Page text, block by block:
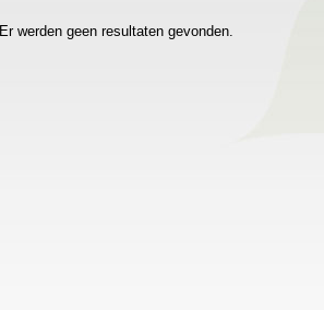
Er werden geen resultaten gevonden.